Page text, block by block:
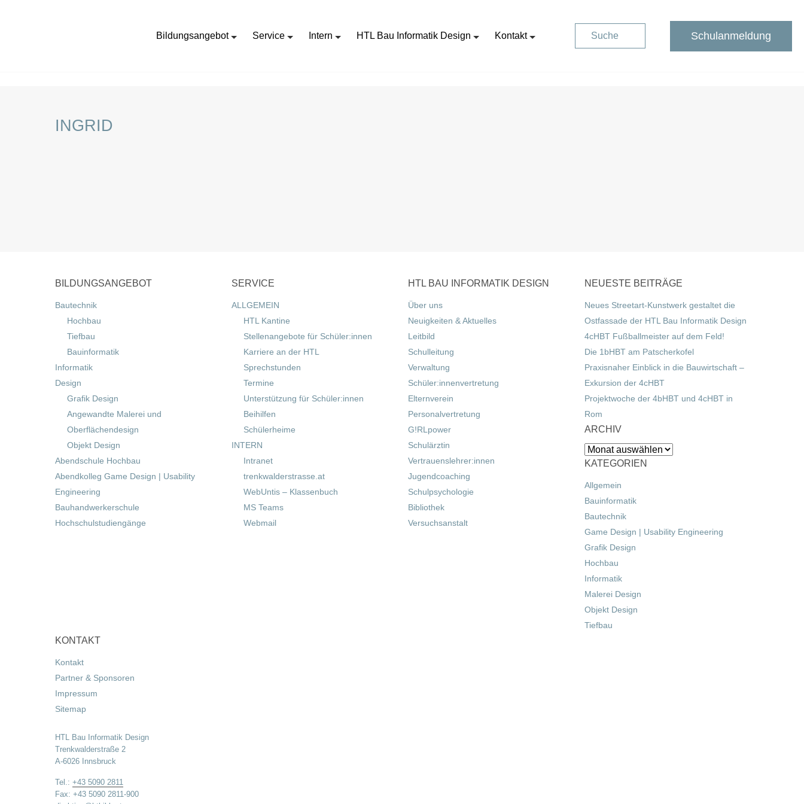
Bildungsangebot Service Intern HTL Bau Informatik Design Kontakt Suche Schulanmeldung
INGRID
BILDUNGSANGEBOT
Bautechnik
Hochbau
Tiefbau
Bauinformatik
Informatik
Design
Grafik Design
Angewandte Malerei und
Oberflächendesign
Objekt Design
Abendschule Hochbau
Abendkolleg Game Design | Usability
Engineering
Bauhandwerkerschule
Hochschulstudiengänge
SERVICE
ALLGEMEIN
HTL Kantine
Stellenangebote für Schüler:innen
Karriere an der HTL
Sprechstunden
Termine
Unterstützung für Schüler:innen
Beihilfen
Schülerheime
INTERN
Intranet
trenkwalderstrasse.at
WebUntis – Klassenbuch
MS Teams
Webmail
HTL BAU INFORMATIK DESIGN
Über uns
Neuigkeiten & Aktuelles
Leitbild
Schulleitung
Verwaltung
Schüler:innenvertretung
Elternverein
Personalvertretung
G!RLpower
Schulärztin
Vertrauenslehrer:innen
Jugendcoaching
Schulpsychologie
Bibliothek
Versuchsanstalt
NEUESTE BEITRÄGE
Neues Streetart-Kunstwerk gestaltet die
Ostfassade der HTL Bau Informatik Design
4cHBT Fußballmeister auf dem Feld!
Die 1bHBT am Patscherkofel
Praxisnaher Einblick in die Bauwirtschaft –
Exkursion der 4cHBT
Projektwoche der 4bHBT und 4cHBT in
Rom
ARCHIV
Archiv
KATEGORIEN
Allgemein
Bauinformatik
Bautechnik
Game Design | Usability Engineering
Grafik Design
Hochbau
Informatik
Malerei Design
Objekt Design
Tiefbau
KONTAKT
Kontakt
Partner & Sponsoren
Impressum
Sitemap
HTL Bau Informatik Design
Trenkwalderstraße 2
A-6026 Innsbruck
Tel.: +43 5090 2811
Fax: +43 5090 2811-900